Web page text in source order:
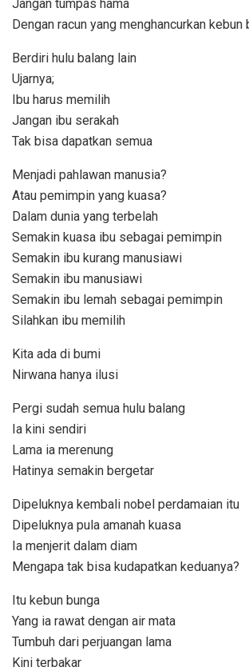
Jangan tumpas hama
Dengan racun yang menghancurkan kebun
Berdiri hulu balang lain
Ujarnya;
Ibu harus memilih
Jangan ibu serakah
Tak bisa dapatkan semua
Menjadi pahlawan manusia?
Atau pemimpin yang kuasa?
Dalam dunia yang terbelah
Semakin kuasa ibu sebagai pemimpin
Semakin ibu kurang manusiawi
Semakin ibu manusiawi
Semakin ibu lemah sebagai pemimpin
Silahkan ibu memilih
Kita ada di bumi
Nirwana hanya ilusi
Pergi sudah semua hulu balang
Ia kini sendiri
Lama ia merenung
Hatinya semakin bergetar
Dipeluknya kembali nobel perdamaian itu
Dipeluknya pula amanah kuasa
Ia menjerit dalam diam
Mengapa tak bisa kudapatkan keduanya?
Itu kebun bunga
Yang ia rawat dengan air mata
Tumbuh dari perjuangan lama
Kini terbakar